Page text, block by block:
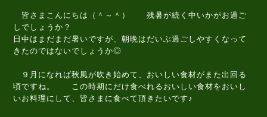
皆さまこんにちは（＾～＾） 残暑が続く中いかがお過ご
しでしょうか？
日中はまだまだ暑いですが、朝晩はだいぶ過ごしやすくなって
きたのではないでしょうか◎
９月になれば秋風が吹き始めて、おいしい食材がまた出回る
頃ですね。 この時期にだけ食べれるおいしい食材をおいし
いお料理にして、皆さまに食べて頂きたいです♪